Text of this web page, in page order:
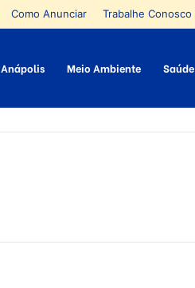
Como Anunciar Trabalhe Conosco
Anápolis Meio Ambiente Saúde